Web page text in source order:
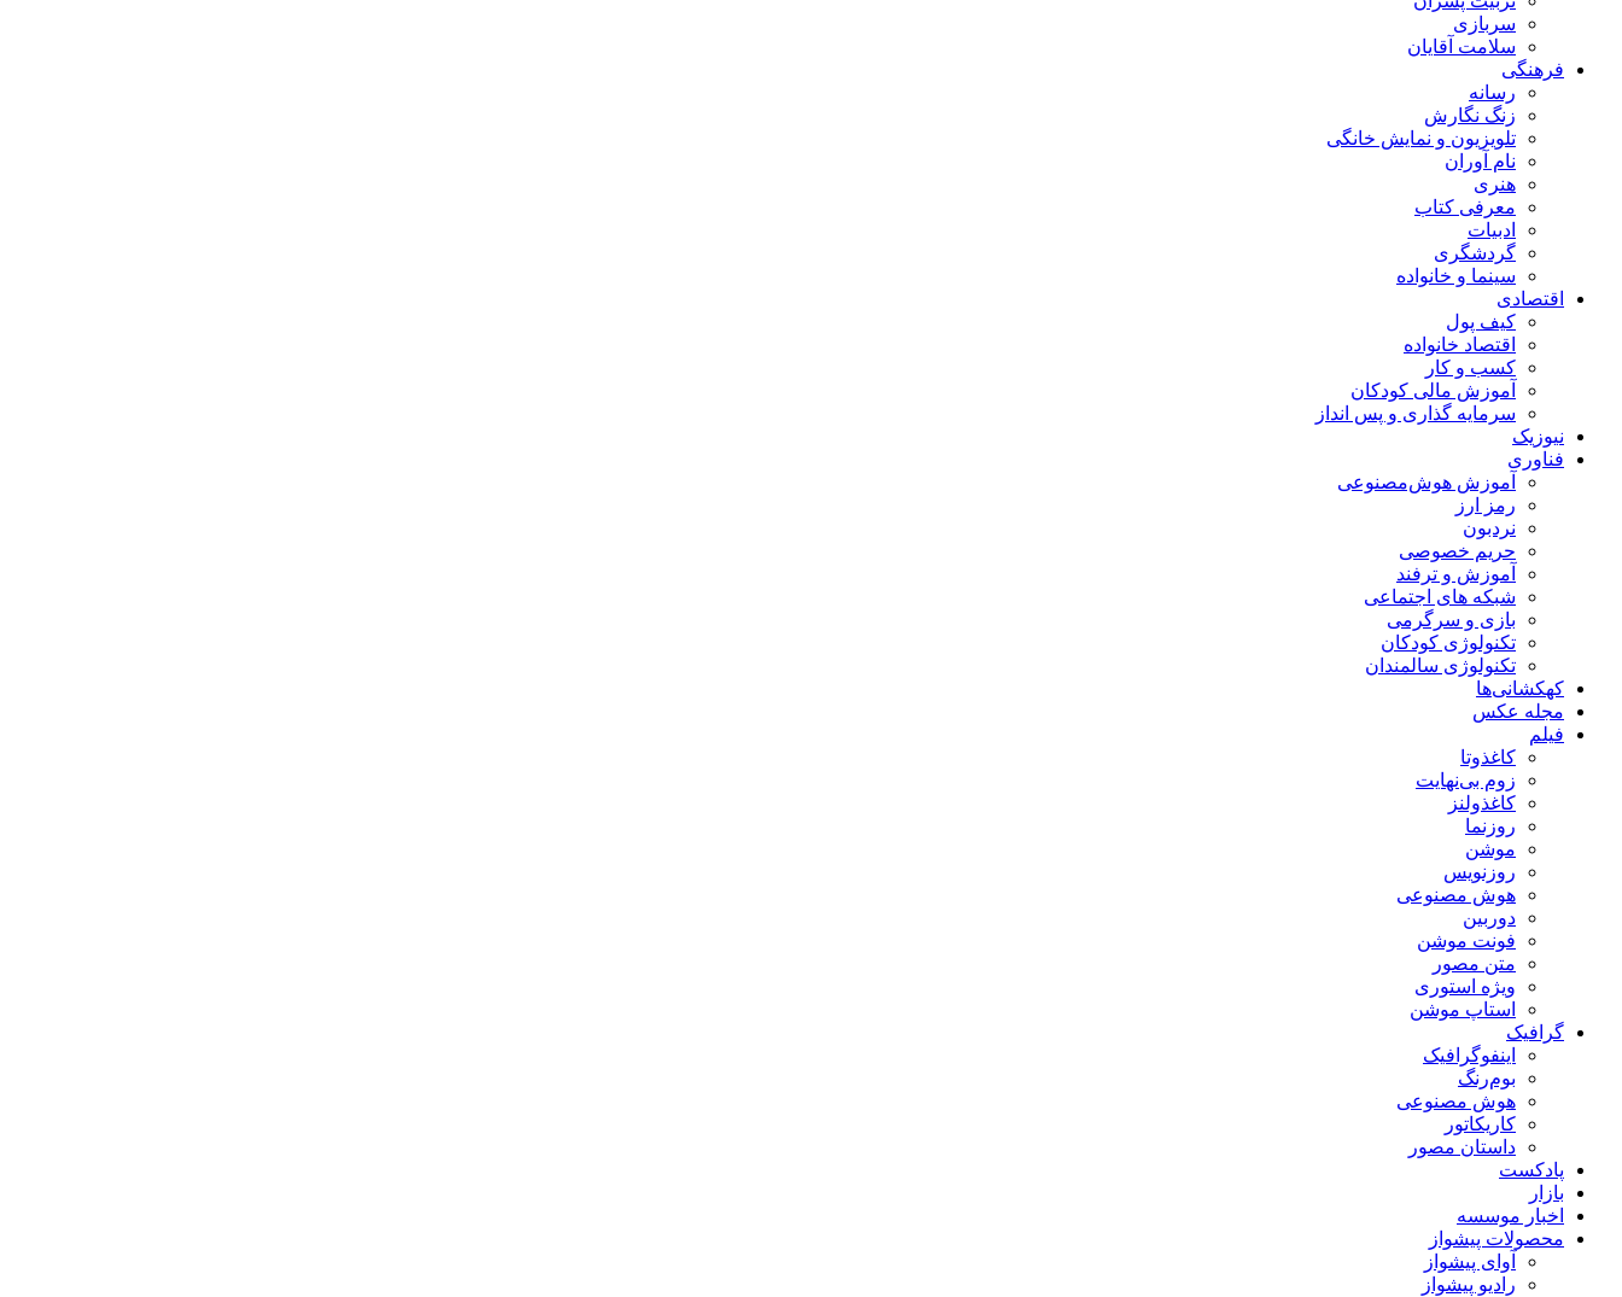
سربازی
سلامت آقایان
فرهنگی
رسانه
زنگ نگارش
تلویزیون و نمایش خانگی
نام آوران
هنری
معرفی کتاب
ادبیات
گردشگری
سینما و خانواده
اقتصادی
کیف پول
اقتصاد خانواده
کسب و کار
آموزش مالی کودکان
سرمایه گذاری و پس انداز
نیوزیک
فناوری
آموزش هوش‌مصنوعی
رمز ارز
نردبون
حریم خصوصی
آموزش و ترفند
شبکه های اجتماعی
بازی و سرگرمی
تکنولوژی کودکان
تکنولوژی سالمندان
کهکشانی‌ها
مجله عکس
فیلم
کاغذوتا
زوم بی‌نهایت
کاغذولنز
روزنما
موشن
روزنویس
هوش مصنوعی
دوربین
فونت موشن
متن مصور
ویژه استوری
استاپ موشن
گرافیک
اینفوگرافیک
بوم‌رنگ
هوش مصنوعی
کاریکاتور
داستان مصور
پادکست
بازار
اخبار موسسه
محصولات پیشواز
آوای پیشواز
رادیو پیشواز